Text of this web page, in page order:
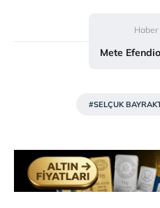
Çerezlere ilişkin tercihlerinizi
vasıtasıyla belirleyebilirsiniz.
ilgili mevzuata uygun olarak
almak için lütfentıklayınız.
Haber
Mete
#SELÇUK